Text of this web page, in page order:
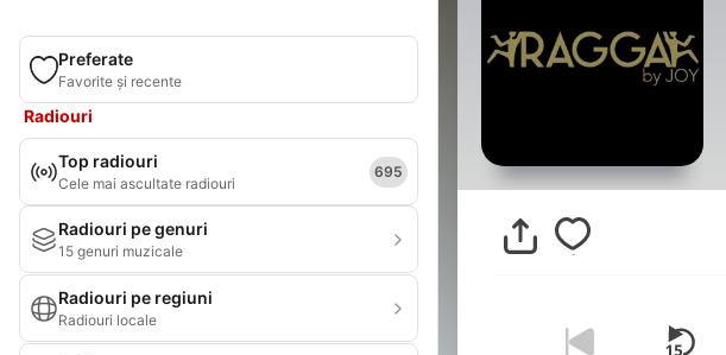
Preferate
Favorite și recente
Radiouri
Top radiouri
Cele mai ascultate radiouri
695
Radiouri pe genuri
15 genuri muzicale
Radiouri pe regiuni
Radiouri locale